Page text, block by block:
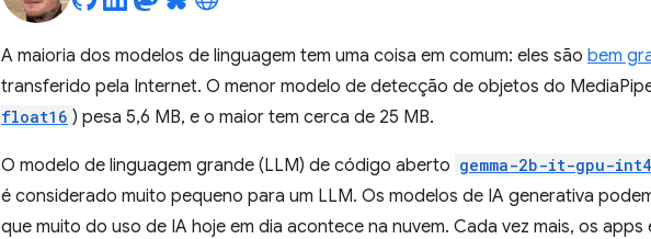
A maioria dos modelos de linguagem tem uma coisa em comum: eles são bem
transferido pela Internet. O menor modelo de detecção de objetos do
float16 ) pesa 5,6 MB, e o maior tem cerca de 25 MB.
O modelo de linguagem grande (LLM) de código aberto gemma-2b-it-gpu-
é considerado muito pequeno para um LLM. Os modelos de IA generativa
que muito do uso de IA hoje em dia acontece na nuvem. Cada vez mais, os